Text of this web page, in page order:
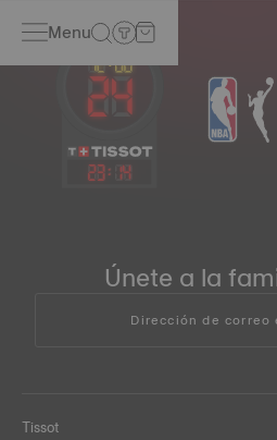
Menu
23: 14
Únete a la
Dirección de correo
Tissot